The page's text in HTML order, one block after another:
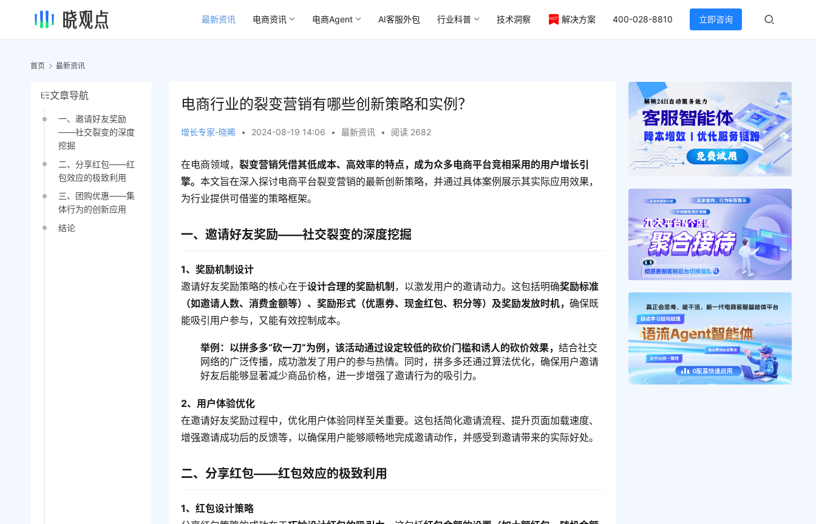
最新资讯 电商资讯 电商Agent AI客服外包 行业科普 技术洞察 解决方案 400-028-8810 立即咨询
首页 最新资讯
文章导航
一、邀请好友奖励
——社交裂变的深度
挖掘
二、分享红包——红
包效应的极致利用
三、团购优惠——集
体行为的创新应用
结论
电商行业的裂变营销有哪些创新策略和实例？
增长专家-晓晞 • 2024-08-19 14:06 • 最新资讯 • 阅读 2682
在电商领域，裂变营销凭借其低成本、高效率的特点，成为众多电商平台竞相采用的用户增长引
擎。本文旨在深入探讨电商平台裂变营销的最新创新策略，并通过具体案例展示其实际应用效果，
为行业提供可借鉴的策略框架。
一、邀请好友奖励——社交裂变的深度挖掘
1、奖励机制设计
邀请好友奖励策略的核心在于设计合理的奖励机制 ，以激发用户的邀请动力。这包括明确奖励标准
（如邀请人数、消费金额等）、奖励形式（优惠券、现金红包、积分等）及奖励发放时机，确保既
能吸引用户参与，又能有效控制成本。
举例：以拼多多“砍一刀”为例，该活动通过设定较低的砍价门槛和诱人的砍价效果，结合社交
网络的广泛传播，成功激发了用户的参与热情。同时，拼多多还通过算法优化，确保用户邀请
好友后能够显著减少商品价格，进一步增强了邀请行为的吸引力。
2、用户体验优化
在邀请好友奖励过程中，优化用户体验同样至关重要。这包括简化邀请流程、提升页面加载速度、
增强邀请成功后的反馈等，以确保用户能够顺畅地完成邀请动作，并感受到邀请带来的实际好处。
二、分享红包——红包效应的极致利用
1、红包设计策略